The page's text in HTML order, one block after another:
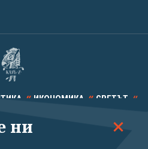
ИКОНОМИКА СВЕТЪТ
КАЛЕЙДОСКОП
ни